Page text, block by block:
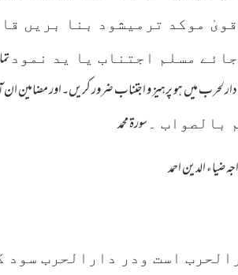
موکد ترمیشود بنا بریں
مسلم اجتناب یا ید نمود
میں ہو پرہیز و اجتناب ضرور کریں۔اور مضامین
بالصواب ۔ سورة محمد
ضیاء الدین احمد
است ودر دارالحرب سود